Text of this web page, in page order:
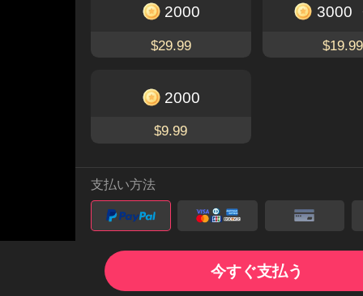
2000
$29.99
3000
$19.99
2000
$9.99
支払い方法
今すぐ支払う
FlexTVアプリを開いて、全話を無料